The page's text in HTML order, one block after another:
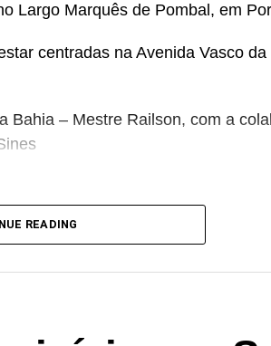
Largo Marquês de Pombal, em
centradas na Avenida Vasco da
Bahia – Mestre Railson, com a
READING